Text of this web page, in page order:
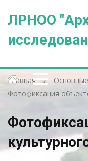
ЛРНОО
Главная
Фотофиксация